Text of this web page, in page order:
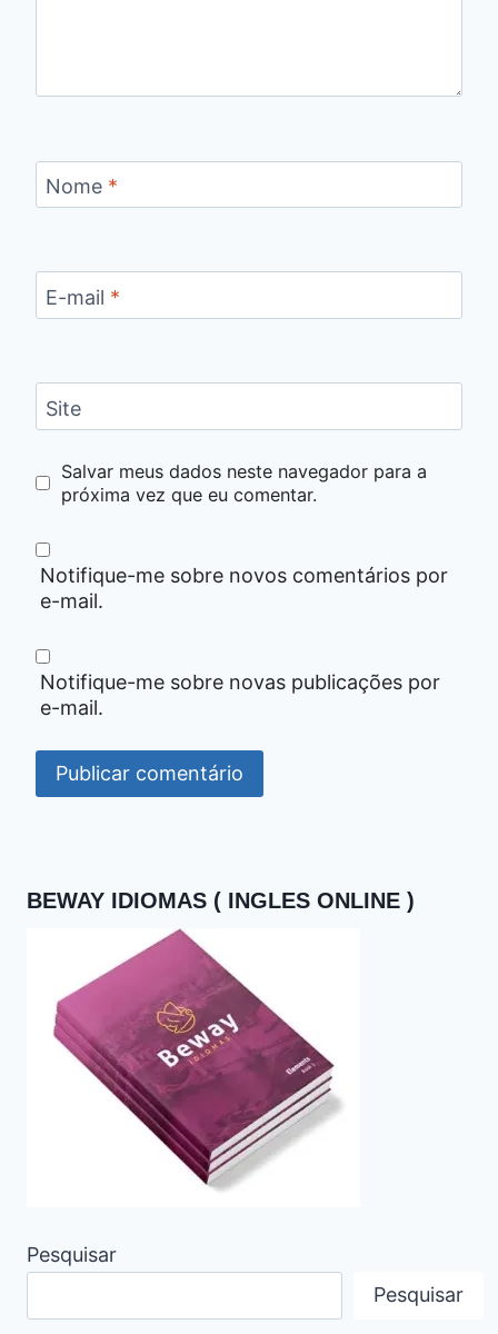
Nome *
E-mail *
Site
Salvar meus dados neste navegador para a
próxima vez que eu comentar.
Notifique-me sobre novos comentários por
e-mail.
Notifique-me sobre novas publicações por
e-mail.
BEWAY IDIOMAS ( INGLES ONLINE )
Pesquisar
Pesquisar